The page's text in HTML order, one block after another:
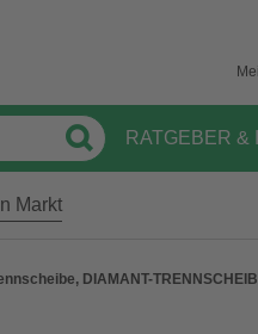
RATGEBER &
Markt
DIAMANT-